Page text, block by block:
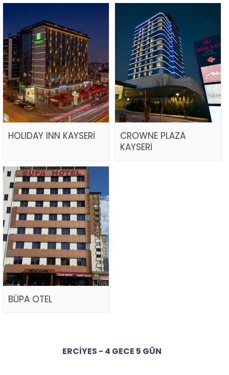
HOLIDAY INN KAYSERİ
CROWNE PLAZA
KAYSERİ
BÜPA OTEL
ERCIYES - 4 GECE 5 GÜN